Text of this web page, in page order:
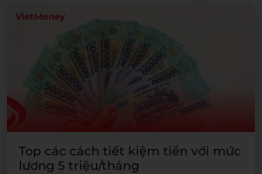
Top các cách tiết kiệm tiền với mức
lương 5 triệu/tháng